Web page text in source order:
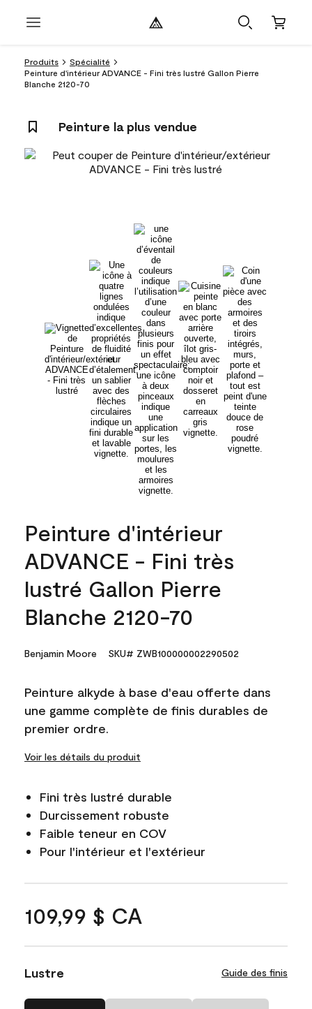
Produits
Spécialité
Peinture d'intérieur ADVANCE - Fini très lustré Gallon Pierre
Blanche 2120-70
Peinture la plus vendue
Peinture d'intérieur
ADVANCE - Fini très
lustré Gallon Pierre
Blanche 2120-70
Benjamin Moore SKU# ZWB100000002290502
Peinture alkyde à base d'eau offerte dans
une gamme complète de finis durables de
premier ordre.
Voir les détails du produit
Fini très lustré durable
Durcissement robuste
Faible teneur en COV
Pour l'intérieur et l'extérieur
109,99 $ CA
Lustre Guide des finis